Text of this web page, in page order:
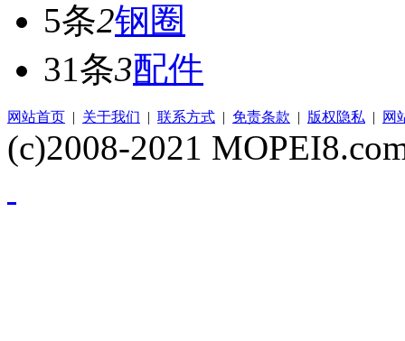
5条2钢圈
31条3配件
网站首页 | 关于我们 | 联系方式 | 免责条款 | 版权隐私 | 网
(c)2008-2021